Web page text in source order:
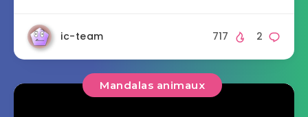
ic-team 2
717
Mandalas animaux